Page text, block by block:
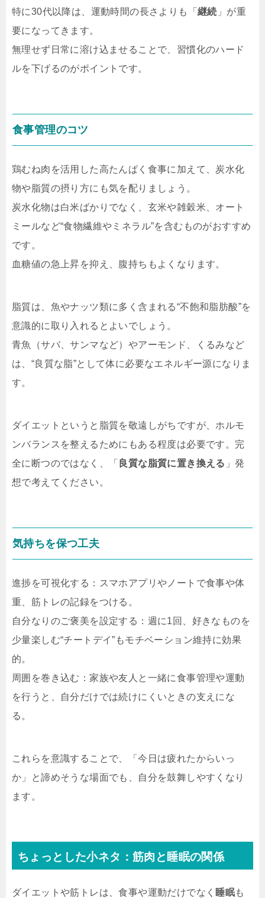
特に30代以降は、運動時間の長さよりも「 継続 」が重
要になってきます。
無理せず日常に溶け込ませることで、習慣化のハード
ルを下げるのがポイントです。
食事管理のコツ
鶏むね肉を活用した高たんぱく食事に加えて、炭水化
物や脂質の摂り方にも気を配りましょう。
炭水化物は白米ばかりでなく、玄米や雑穀米、オート
ミールなど“食物繊維やミネラル”を含むものがおすすめ
です。
血糖値の急上昇を抑え、腹持ちもよくなります。
脂質は、魚やナッツ類に多く含まれる“不飽和脂肪酸”を
意識的に取り入れるとよいでしょう。
青魚（サバ、サンマなど）やアーモンド、くるみなど
は、“良質な脂”として体に必要なエネルギー源になりま
す。
ダイエットというと脂質を敬遠しがちですが、ホルモ
ンバランスを整えるためにもある程度は必要です。完
全に断つのではなく、「 良質な脂質に置き換える 」発
想で考えてください。
気持ちを保つ工夫
進捗を可視化する：スマホアプリやノートで食事や体
重、筋トレの記録をつける。
自分なりのご褒美を設定する：週に1回、好きなものを
少量楽しむ“チートデイ”もモチベーション維持に効果
的。
周囲を巻き込む：家族や友人と一緒に食事管理や運動
を行うと、自分だけでは続けにくいときの支えにな
る。
これらを意識することで、「今日は疲れたからいっ
か」と諦めそうな場面でも、自分を鼓舞しやすくなり
ます。
ちょっとした小ネタ：筋肉と睡眠の関係
ダイエットや筋トレは、食事や運動だけでなく 睡眠も